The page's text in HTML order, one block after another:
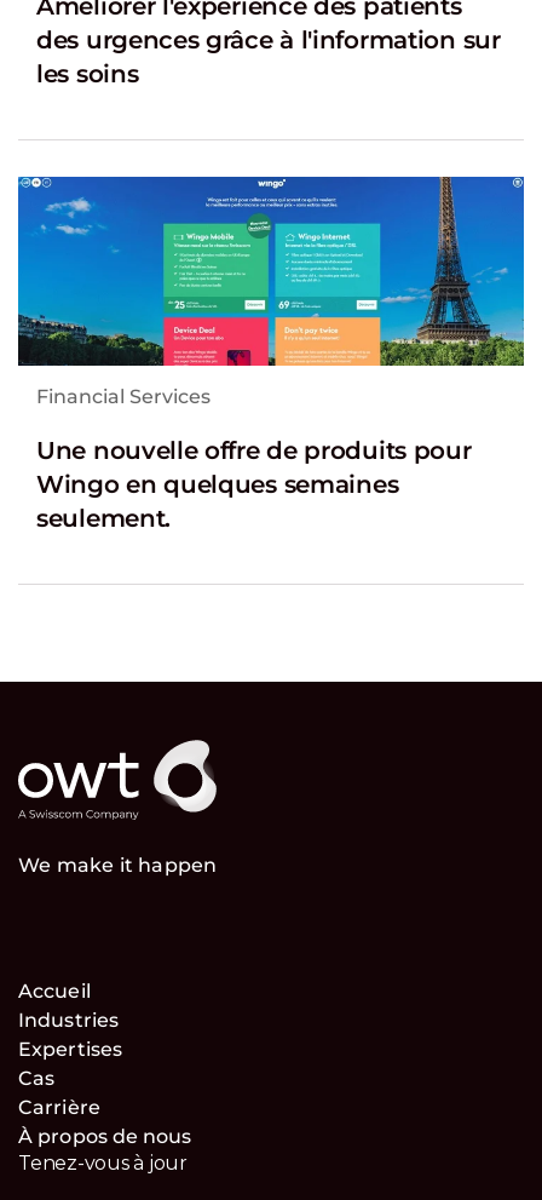
Améliorer l'expérience des patients
des urgences grâce à l'information sur
les soins
Financial Services
Une nouvelle offre de produits pour
Wingo en quelques semaines
seulement.
We make it happen
Accueil
Industries
Expertises
Cas
Carrière
À propos de nous
Tenez-vous à jour